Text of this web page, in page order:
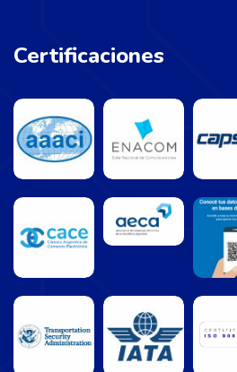
Certificaciones